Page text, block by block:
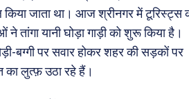
जाता था। आज श्रीनगर में टूरिस्ट्स
तांगा यानी घोड़ा गाड़ी को शुरू किया है।
बग्गी पर सवार होकर शहर की सड़कों पर
का लुत्फ़ उठा रहे हैं।